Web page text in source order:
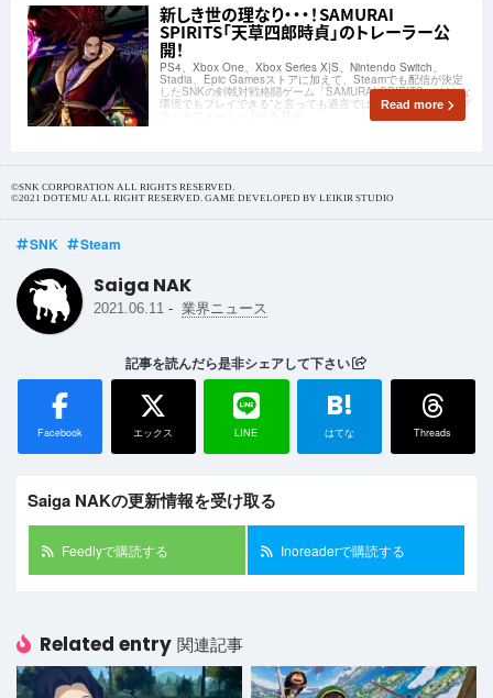
新しき世の理なり・・・！SAMURAI
SPIRITS「天草四郎時貞」のトレーラー公
開！
PS4、Xbox One、Xbox Series X|S、Nintendo Switch、
Stadia、Epic Gamesストアに加えて、Steamでも配信が決定
したSNKの剣戟対戦格闘ゲーム「SAMURAI SPIRITS」“どんな
環境でもプレイできる”と言っても過言ではないほどのマルチプ
Read more
©SNK CORPORATION ALL RIGHTS RESERVED.
©2021 DOTEMU ALL RIGHT RESERVED. GAME DEVELOPED BY LEIKIR STUDIO
SNK Steam
Saiga NAK
2021.06.11 - 業界ニュース
記事を読んだら是非シェアして下さい
Facebook エックス LINE
B!
はてな Threads
Saiga NAKの更新情報を受け取る
Feedlyで購読する Inoreaderで購読する
Related entry 関連記事